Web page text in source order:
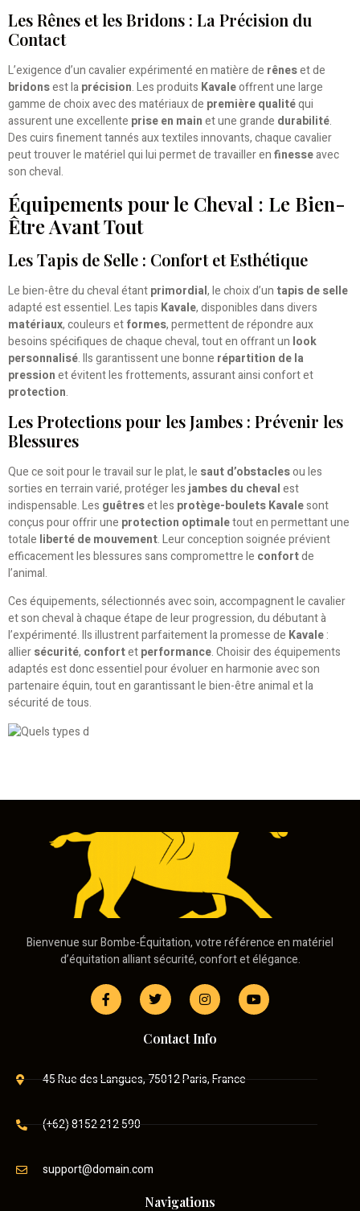
Les Rênes et les Bridons : La Précision du
Contact
L’exigence d’un cavalier expérimenté en matière de rêneset de
bridonsest laprécision. Les produits Kavaleoffrent une large
gamme de choix avec des matériaux de première qualitéqui
assurent une excellente prise en mainet une grande durabilité.
Des cuirs finement tannés aux textiles innovants, chaque cavalier
peut trouver le matériel qui lui permet de travailler enfinesseavec
son cheval.
Équipements pour le Cheval : Le Bien-
Être Avant Tout
Les Tapis de Selle : Confort et Esthétique
Le bien-être du cheval étantprimordial, le choix d’un tapis de selle
adapté est essentiel. Les tapis Kavale, disponibles dans divers
matériaux, couleurs etformes, permettent de répondre aux
besoins spécifiques de chaque cheval, tout en offrant un look
personnalisé. Ils garantissent une bonne répartition de la
pressionet évitent les frottements, assurant ainsi confort et
protection.
Les Protections pour les Jambes : Prévenir les
Blessures
Que ce soit pour le travail sur le plat, le saut d’obstaclesou les
sorties en terrain varié, protéger les jambes du chevalest
indispensable. Les guêtreset les protège-boulets Kavalesont
conçus pour offrir une protection optimaletout en permettant une
totale liberté de mouvement. Leur conception soignée prévient
efficacement les blessures sans compromettre le confortde
l’animal.
Ces équipements, sélectionnés avec soin, accompagnent le cavalier
et son cheval à chaque étape de leur progression, du débutant à
l’expérimenté. Ils illustrent parfaitement la promesse de Kavale:
alliersécurité, confortetperformance. Choisir des équipements
adaptés est donc essentiel pour évoluer en harmonie avec son
partenaire équin, tout en garantissant le bien-être animal et la
sécurité de tous.
Bienvenue sur Bombe-Équitation, votre référence en matériel
d’équitation alliant sécurité, confort et élégance.
Contact Info
45 Rue des Langues, 75012 Paris, France
(+62) 8152 212 590
support@domain.com
Navigations